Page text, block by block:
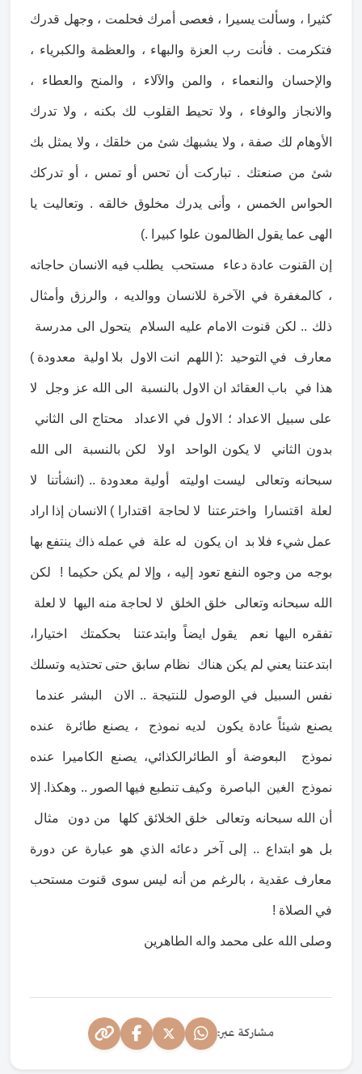
كثيرا ، وسألت يسيرا ، فعصى أمرك فحلمت ، وجهل قدرك
فتكرمت . فأنت رب العزة والبهاء ، والعظمة والكبرياء ،
والإحسان والنعماء ، والمن والآلاء ، والمنح والعطاء ،
والانجاز والوفاء ، ولا تحيط القلوب لك بكنه ، ولا تدرك
الأوهام لك صفة ، ولا يشبهك شئ من خلقك ، ولا يمثل بك
شئ من صنعتك . تباركت أن تحس أو تمس ، أو تدركك
الحواس الخمس ، وأنى يدرك مخلوق خالقه . وتعاليت يا
الهى عما يقول الظالمون علوا كبيرا .)
إن القنوت عادة دعاء مستحب يطلب فيه الانسان حاجاته
، كالمغفرة في الآخرة للانسان ووالديه ، والرزق وأمثال
ذلك .. لكن قنوت الامام عليه السلام يتحول الى مدرسة
معارف في التوحيد :( اللهم انت الاول بلا اولية معدودة )
هذا في باب العقائد ان الاول بالنسبة الى الله عز وجل لا
على سبيل الاعداد ؛ الاول في الاعداد محتاج الى الثاني
بدون الثاني لا يكون الواحد اولا لكن بالنسبة الى الله
سبحانه وتعالى ليست اوليته أولية معدودة .. (انشأتنا لا
لعلة اقتسارا واخترعتنا لا لحاجة اقتدارا ) الانسان إذا اراد
عمل شيء فلا بد ان يكون له علة في عمله ذاك ينتفع بها
بوجه من وجوه النفع تعود إليه ، وإلا لم يكن حكيما ! لكن
الله سبحانه وتعالى خلق الخلق لا لحاجة منه اليها لا لعلة
تفقره اليها نعم يقول ايضاً وابتدعتنا بحكمتك اختيارا،
ابتدعتنا يعني لم يكن هناك نظام سابق حتى تحتذيه وتسلك
نفس السبيل في الوصول للنتيجة .. الان البشر عندما
يصنع شيئاً عادة يكون لديه نموذج ، يصنع طائرة عنده
نموذج البعوضة أو الطائرالكذائي، يصنع الكاميرا عنده
نموذج الغين الباصرة وكيف تنطبع فيها الصور .. وهكذا. إلا
أن الله سبحانه وتعالى خلق الخلائق كلها من دون مثال
بل هو ابتداع .. إلى آخر دعائه الذي هو عبارة عن دورة
معارف عقدية ، بالرغم من أنه ليس سوى قنوت مستحب
في الصلاة !
وصلى الله على محمد واله الطاهرين
مشاركة عبر: